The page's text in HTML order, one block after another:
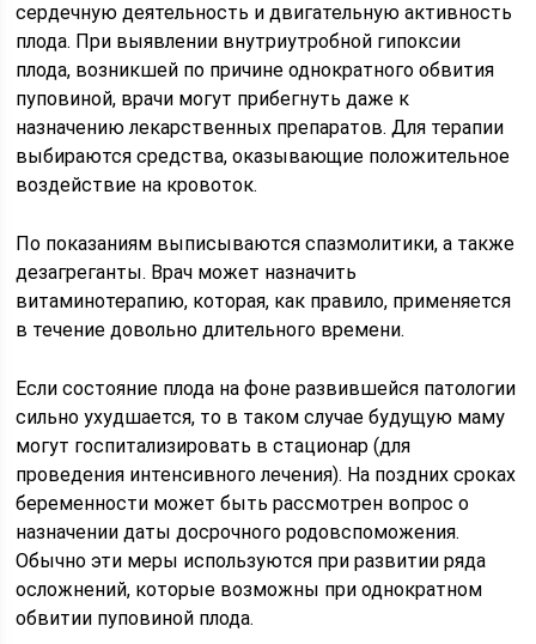
сердечную деятельность и двигательную активность
плода. При выявлении внутриутробной гипоксии
плода, возникшей по причине однократного обвития
пуповиной, врачи могут прибегнуть даже к
назначению лекарственных препаратов. Для терапии
выбираются средства, оказывающие положительное
воздействие на кровоток.
По показаниям выписываются спазмолитики, а также
дезагреганты. Врач может назначить
витаминотерапию, которая, как правило, применяется
в течение довольно длительного времени.
Если состояние плода на фоне развившейся патологии
сильно ухудшается, то в таком случае будущую маму
могут госпитализировать в стационар (для
проведения интенсивного лечения). На поздних сроках
беременности может быть рассмотрен вопрос о
назначении даты досрочного родовспоможения.
Обычно эти меры используются при развитии ряда
осложнений, которые возможны при однократном
обвитии пуповиной плода.